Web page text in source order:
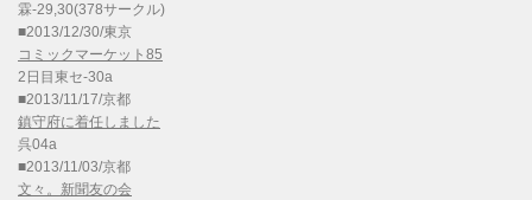
霖-29,30(378サークル)
■2013/12/30/東京
コミックマーケット85
2日目東セ-30a
■2013/11/17/京都
鎮守府に着任しました
呉04a
■2013/11/03/京都
文々。新聞友の会